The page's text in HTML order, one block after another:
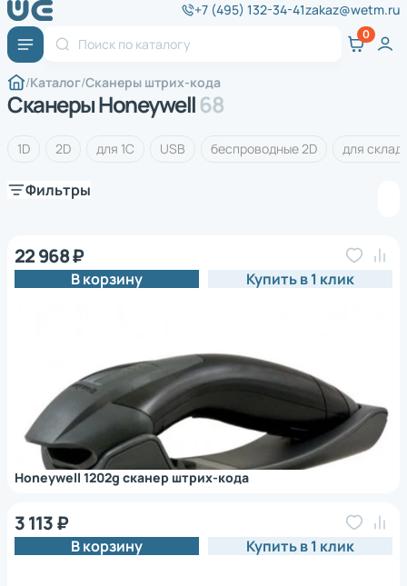
+7 (495) 132-34-41zakaz@wetm.ru
Каталог Сканеры штрих-кода
Сканеры Honeywell68
1D 2D для 1C USB беспроводные 2D для
Фильтры
Honeywell 1202g сканер штрих-кода
22 968 ₽
В корзину Купить в 1 клик
3 113 ₽
В корзину Купить в 1 клик